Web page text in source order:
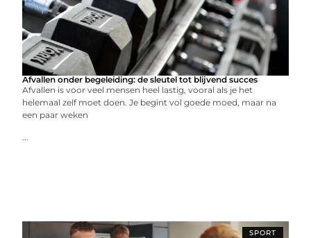
Afvallen onder begeleiding: de sleutel tot blijvend succes
Afvallen is voor veel mensen heel lastig, vooral als je het
helemaal zelf moet doen. Je begint vol goede moed, maar na
een paar weken
...
SPORT